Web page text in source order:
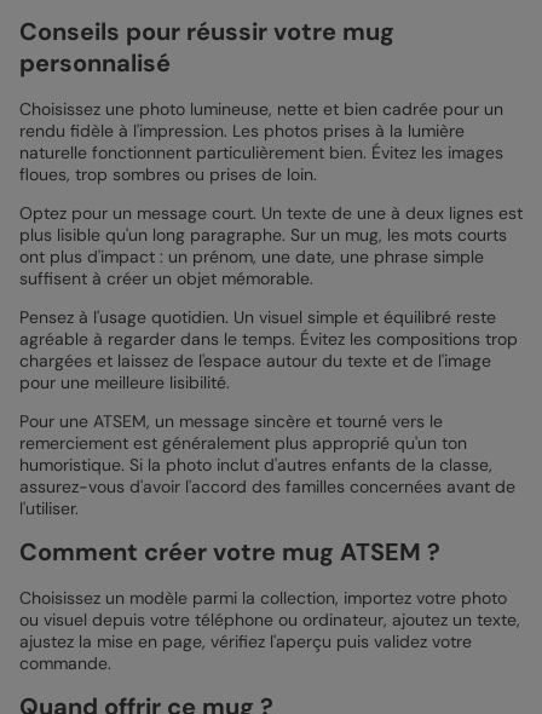
Conseils pour réussir votre mug
personnalisé
Choisissez une photo lumineuse, nette et bien cadrée pour un
rendu fidèle à l'impression. Les photos prises à la lumière
naturelle fonctionnent particulièrement bien. Évitez les images
floues, trop sombres ou prises de loin.
Optez pour un message court. Un texte de une à deux lignes est
plus lisible qu'un long paragraphe. Sur un mug, les mots courts
ont plus d'impact : un prénom, une date, une phrase simple
suffisent à créer un objet mémorable.
Pensez à l'usage quotidien. Un visuel simple et équilibré reste
agréable à regarder dans le temps. Évitez les compositions trop
chargées et laissez de l'espace autour du texte et de l'image
pour une meilleure lisibilité.
Pour une ATSEM, un message sincère et tourné vers le
remerciement est généralement plus approprié qu'un ton
humoristique. Si la photo inclut d'autres enfants de la classe,
assurez-vous d'avoir l'accord des familles concernées avant de
l'utiliser.
Comment créer votre mug ATSEM ?
Choisissez un modèle parmi la collection, importez votre photo
ou visuel depuis votre téléphone ou ordinateur, ajoutez un texte,
ajustez la mise en page, vérifiez l'aperçu puis validez votre
commande.
Quand offrir ce mug ?